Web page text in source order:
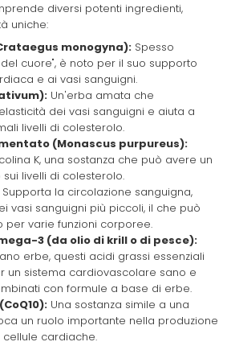
diversi potenti ingredienti,
uniche:
monogyna): Spesso
cuore", è noto per il suo supporto
e ai vasi sanguigni.
Un'erba amata che
dei vasi sanguigni e aiuta a
livelli di colesterolo.
(Monascus purpureus):
K, una sostanza che può avere un
livelli di colesterolo.
Supporta la circolazione sanguigna,
vasi sanguigni più piccoli, il che può
per varie funzioni corporee.
3 (da olio di krill o di pesce):
erbe, questi acidi grassi essenziali
un sistema cardiovascolare sano e
con formule a base di erbe.
Una sostanza simile a una
un ruolo importante nella produzione
cardiache.